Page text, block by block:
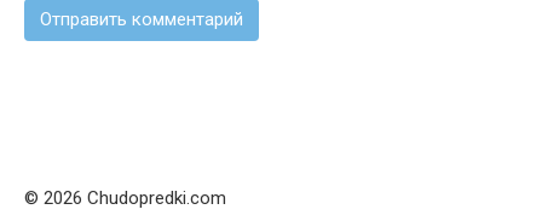
© 2026 Chudopredki.com